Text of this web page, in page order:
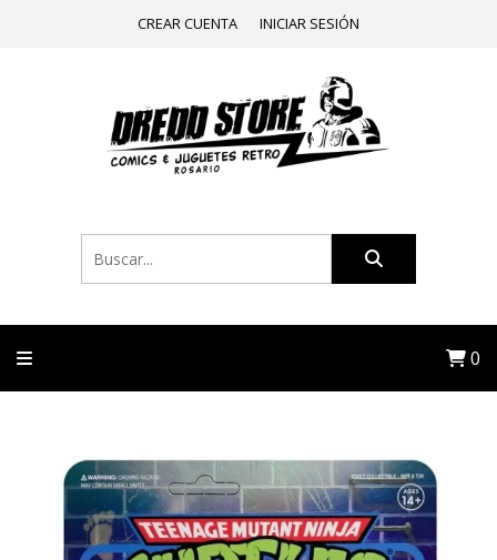
CREAR CUENTA INICIAR SESIÓN
0